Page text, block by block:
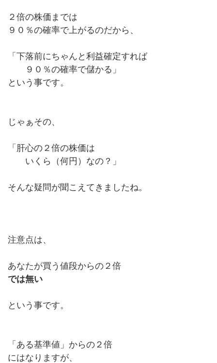
２倍の株価までは
９０％の確率で上がるのだから、
「下落前にちゃんと利益確定すれば
９０％の確率で儲かる」
という事です。
じゃぁその、
「肝心の２倍の株価は
いくら（何円）なの？」
そんな疑問が聞こえてきましたね。
注意点は、
あなたが買う値段からの２倍
では無い
という事です。
「ある基準値」からの２倍
にはなりますが、